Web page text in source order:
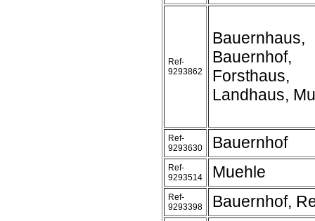
Ref-
9293862
Bauernhaus,
Bauernhof,
Forsthaus,
Landhaus,
Ref-
9293630
Bauernhof
Ref-
9293514
Muehle
Ref-
9293398
Bauernhof,